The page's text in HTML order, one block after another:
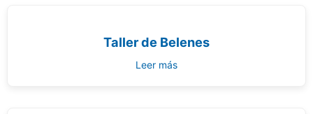
Taller de Belenes
Leer más